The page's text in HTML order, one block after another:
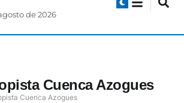
de 2026
Cuenca Azogues
Cuenca Azogues